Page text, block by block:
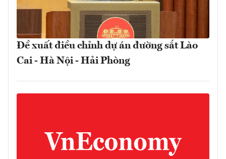
Đề xuất điều chỉnh dự án đường sắt Lào
Cai - Hà Nội - Hải Phòng